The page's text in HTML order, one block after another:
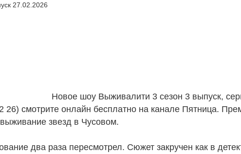
Новое шоу Выживалити 3 сезон 3 выпуск,
26) смотрите онлайн бесплатно на канале Пятница.
звезд в Чусовом.
два раза пересмотрел. Сюжет закручен как в